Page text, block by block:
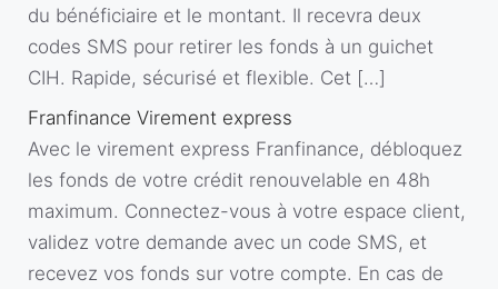
du bénéficiaire et le montant. Il recevra deux
codes SMS pour retirer les fonds à un guichet
CIH. Rapide, sécurisé et flexible. Cet […]
Franfinance Virement express
Avec le virement express Franfinance, débloquez
les fonds de votre crédit renouvelable en 48h
maximum. Connectez-vous à votre espace client,
validez votre demande avec un code SMS, et
recevez vos fonds sur votre compte. En cas de